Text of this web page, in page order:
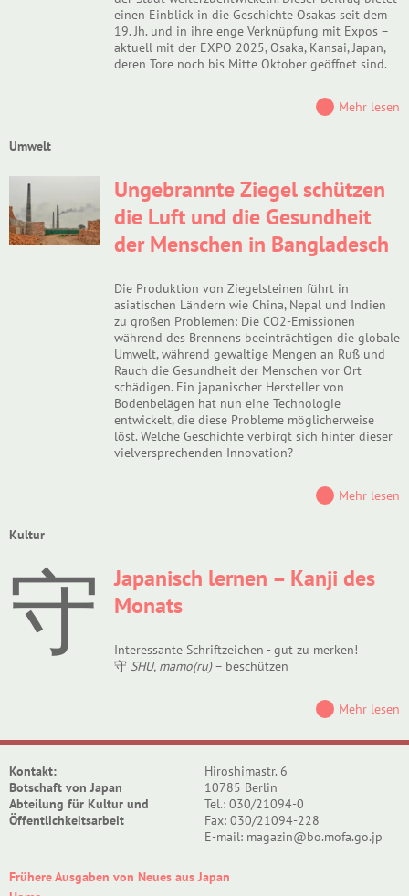
einen Einblick in die Geschichte Osakas seit dem
19. Jh. und in ihre enge Verknüpfung mit Expos –
aktuell mit der EXPO 2025, Osaka, Kansai, Japan,
deren Tore noch bis Mitte Oktober geöffnet sind.
Mehr lesen
Umwelt
Ungebrannte Ziegel schützen
die Luft und die Gesundheit
der Menschen in Bangladesch
Die Produktion von Ziegelsteinen führt in
asiatischen Ländern wie China, Nepal und Indien
zu großen Problemen: Die CO2-Emissionen
während des Brennens beeinträchtigen die globale
Umwelt, während gewaltige Mengen an Ruß und
Rauch die Gesundheit der Menschen vor Ort
schädigen. Ein japanischer Hersteller von
Bodenbelägen hat nun eine Technologie
entwickelt, die diese Probleme möglicherweise
löst. Welche Geschichte verbirgt sich hinter dieser
vielversprechenden Innovation?
Mehr lesen
Kultur
守
Japanisch lernen – Kanji des
Monats
Interessante Schriftzeichen - gut zu merken!
守 SHU, mamo(ru)– beschützen
Mehr lesen
Kontakt:
Botschaft von Japan
Abteilung für Kultur und
Öffentlichkeitsarbeit
Hiroshimastr. 6
10785 Berlin
Tel.: 030/21094-0
Fax: 030/21094-228
E-mail: magazin@bo.mofa.go.jp
Frühere Ausgaben von Neues aus Japan